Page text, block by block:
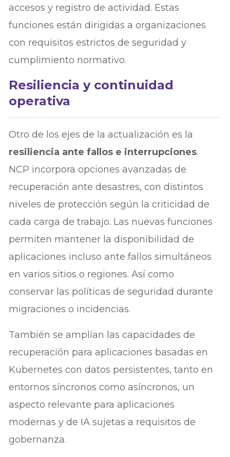
accesos y registro de actividad. Estas
funciones están dirigidas a organizaciones
con requisitos estrictos de seguridad y
cumplimiento normativo.
Resiliencia y continuidad
operativa
Otro de los ejes de la actualización es la
resiliencia ante fallos e interrupciones.
NCP incorpora opciones avanzadas de
recuperación ante desastres, con distintos
niveles de protección según la criticidad de
cada carga de trabajo. Las nuevas funciones
permiten mantener la disponibilidad de
aplicaciones incluso ante fallos simultáneos
en varios sitios o regiones. Así como
conservar las políticas de seguridad durante
migraciones o incidencias.
También se amplían las capacidades de
recuperación para aplicaciones basadas en
Kubernetes con datos persistentes, tanto en
entornos síncronos como asíncronos, un
aspecto relevante para aplicaciones
modernas y de IA sujetas a requisitos de
gobernanza.